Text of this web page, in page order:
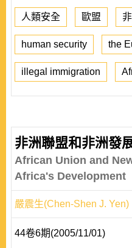
人類安全 歐盟
human security the
illegal immigration
非洲聯盟和非洲發
African Union and
Africa's Development
嚴震生(Chen-Shen J. Yen)
44卷6期(2005/11/01)